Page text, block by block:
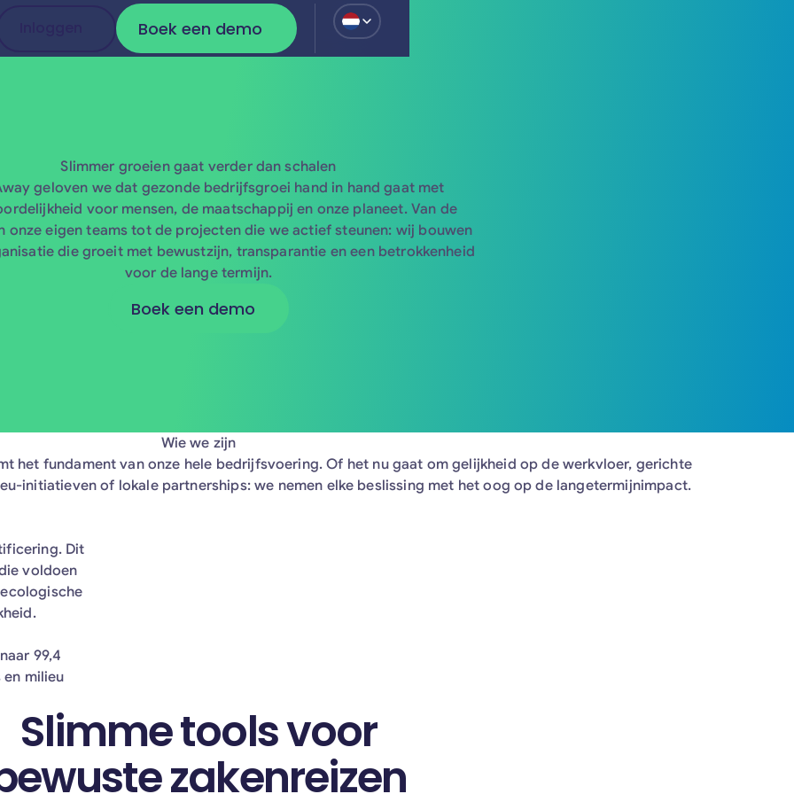
Inloggen Boek een demo
Boek een demo
Slimmer groeien gaat verder dan schalen
geloven we dat gezonde bedrijfsgroei hand in hand gaat met
voor mensen, de maatschappij en onze planeet. Van de
onze eigen teams tot de projecten die we actief steunen: wij bouwen
die groeit met bewustzijn, transparantie en een betrokkenheid
voor de lange termijn.
Boek een demo
Boek een demo
Wie we zijn
het fundament van onze hele bedrijfsvoering. Of het nu gaat om gelijkheid op de werkvloer, gerichte
initiatieven of lokale partnerships: we nemen elke beslissing met het oog op de langetermijnimpact.
Dit
voldoen
99,4
milieu
Slimme tools voor
zakenreizen